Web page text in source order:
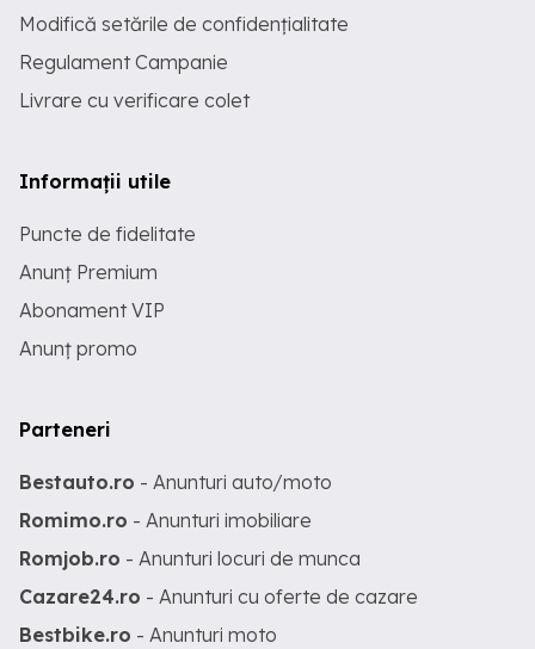
Modifică setările de confidențialitate
Regulament Campanie
Livrare cu verificare colet
Informații utile
Puncte de fidelitate
Anunț Premium
Abonament VIP
Anunț promo
Parteneri
Bestauto.ro - Anunturi auto/moto
Romimo.ro - Anunturi imobiliare
Romjob.ro - Anunturi locuri de munca
Cazare24.ro - Anunturi cu oferte de cazare
Bestbike.ro - Anunturi moto